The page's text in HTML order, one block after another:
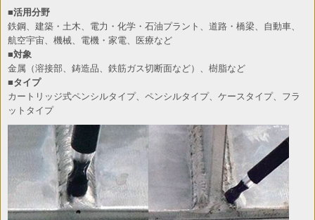
■活用分野
鉄鋼、建築・土木、電力・化学・石油プラント、道路・橋梁、自動車、
航空宇宙、機械、電機・家電、医療など
■対象
金属（溶接部、鋳造品、鉄筋ガス切断面など）、樹脂など
■タイプ
カートリッジ式ペンシルタイプ、ペンシルタイプ、ケースタイプ、フラ
ットタイプ